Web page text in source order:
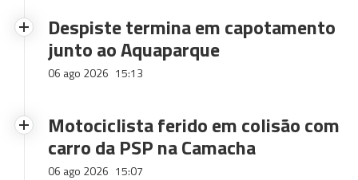
Despiste termina em capotamento
junto ao Aquaparque
06 ago 2026 15:13
Motociclista ferido em colisão com
carro da PSP na Camacha
06 ago 2026 15:07